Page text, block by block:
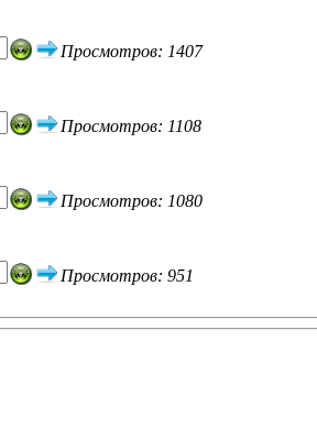
Просмотров: 1407
Просмотров: 1108
Просмотров: 1080
Просмотров: 951